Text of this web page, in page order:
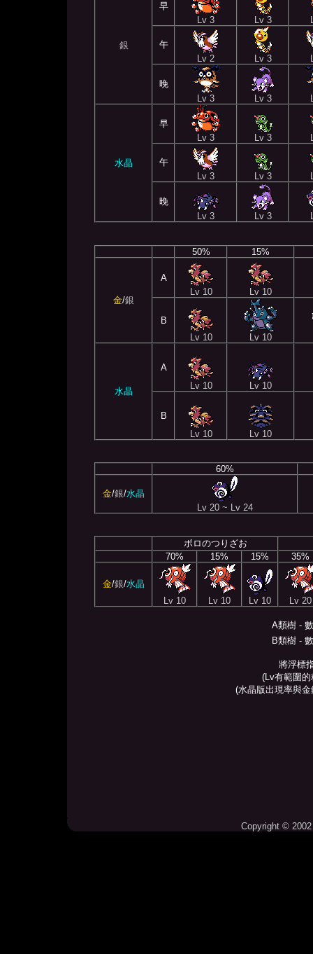
銀
早
Lv 3
Lv 3
午
Lv 2
Lv 3
晚
Lv 3
Lv 3
水晶
早
Lv 3
Lv 3
午
Lv 3
Lv 3
晚
Lv 3
Lv 3
50% 15%
金/銀
A
Lv 10
Lv 10
B
Lv 10
Lv 10
水晶
A
Lv 10
Lv 10
B
Lv 10
Lv 10
60%
金/銀/水晶
Lv 20 ~ Lv 24
ボロのつりざお
70%
15% 15% 35%
金/銀/水晶
Lv 10
Lv 10 Lv 10 Lv 20
A類樹 -
B類樹 -
將浮標
(Lv有範圍
(水晶版出現率與
Copyright ©